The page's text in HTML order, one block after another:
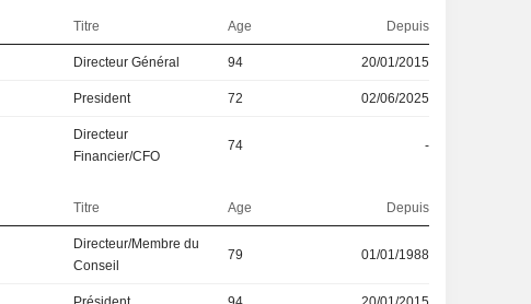
Titre Age Depuis
Directeur Général 94 20/01/2015
President 72 02/06/2025
Directeur
Financier/CFO
74 -
Titre Age Depuis
Directeur/Membre du
Conseil
79 01/01/1988